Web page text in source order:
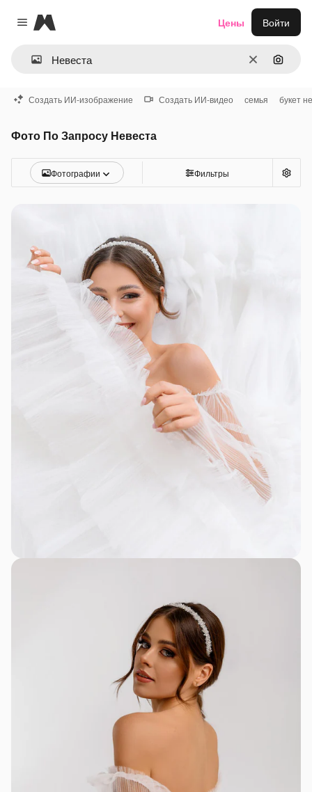
Close menu
Magnific
ОчиститьПоиск
Цены Войти
Создать ИИ-изображение Создать ИИ-видео семья букет
Фото По Запросу Невеста
Фотографии Фильтры